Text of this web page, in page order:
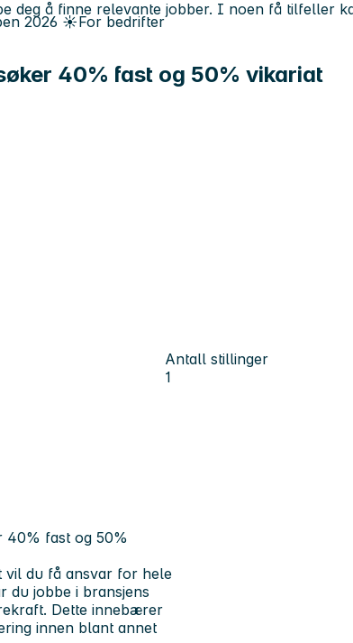
2026 ☀️For bedrifter
40% fast og 50% vikariat
Antall stillinger
1
deg å finne relevante jobber. I noen få tilfeller
40% fast og 50%
vil du få ansvar for hele
du jobbe i bransjens
Dette innebærer
innen blant annet